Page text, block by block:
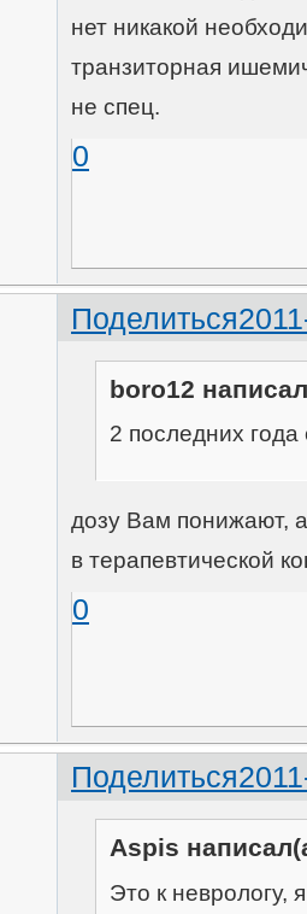
нет никакой
транзиторная
не спец.
0
Поделиться
boro12
2 последних
дозу Вам понижают,
в терапевтической
0
Поделиться
Aspis
Это к неврологу,